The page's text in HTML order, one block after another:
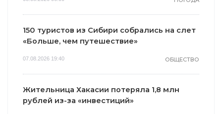
150 туристов из Сибири собрались на слет
«Больше, чем путешествие»
07.08.2026 19:40 ОБЩЕСТВО
Жительница Хакасии потеряла 1,8 млн
рублей из-за «инвестиций»